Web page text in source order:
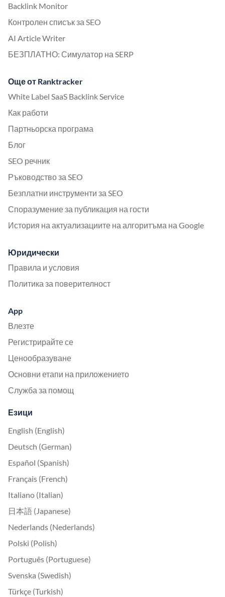
Backlink Monitor
Контролен списък за SEO
AI Article Writer
БЕЗПЛАТНО: Симулатор на SERP
Още от Ranktracker
White Label SaaS Backlink Service
Как работи
Партньорска програма
Блог
SEO речник
Ръководство за SEO
Безплатни инструменти за SEO
Споразумение за публикация на гости
История на актуализациите на алгоритъма на Google
Юридически
Правила и условия
Политика за поверителност
App
Влезте
Регистрирайте се
Ценообразуване
Основни етапи на приложението
Служба за помощ
Езици
English (English)
Deutsch (German)
Español (Spanish)
Français (French)
Italiano (Italian)
日本語 (Japanese)
Nederlands (Nederlands)
Polski (Polish)
Português (Portuguese)
Svenska (Swedish)
Türkçe (Turkish)